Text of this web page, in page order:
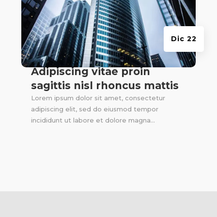
Adipiscing vitae proin
sagittis nisl rhoncus mattis
Dic 22
Lorem ipsum dolor sit amet, consectetur
adipiscing elit, sed do eiusmod tempor
incididunt ut labore et dolore magna...